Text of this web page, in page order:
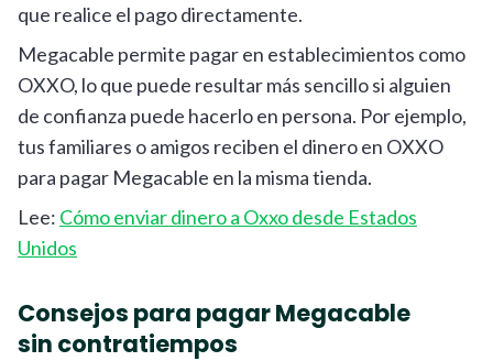
que realice el pago directamente.
Megacable permite pagar en establecimientos como
OXXO, lo que puede resultar más sencillo si alguien
de confianza puede hacerlo en persona. Por ejemplo,
tus familiares o amigos reciben el dinero en OXXO
para pagar Megacable en la misma tienda.
Lee: Cómo enviar dinero a Oxxo desde Estados
Unidos
Consejos para pagar Megacable
sin contratiempos